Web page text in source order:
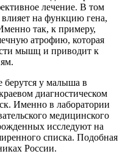
лечение. В том
влияет на функцию гена,
так, к примеру,
атрофию, которая
мышц и приводит к
берутся у малыша в
диагностическом
Именно в лаборатории
медицинского
исследуют на
списка. Подобная
России.